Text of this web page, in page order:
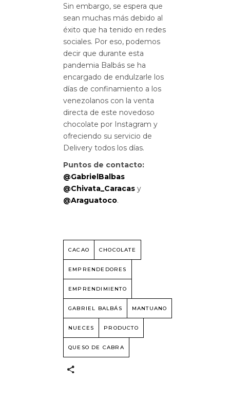
Sin embargo, se espera que
sean muchas más debido al
éxito que ha tenido en redes
sociales. Por eso, podemos
decir que durante esta
pandemia Balbás se ha
encargado de endulzarle los
días de confinamiento a los
venezolanos con la venta
directa de este novedoso
chocolate por Instagram y
ofreciendo su servicio de
Delivery todos los días.
Puntos de contacto:
@GabrielBalbas
@Chivata_Caracas y
@Araguatoco.
CACAO CHOCOLATE
EMPRENDEDORES
EMPRENDIMIENTO
GABRIEL BALBÁS MANTUANO
NUECES PRODUCTO
QUESO DE CABRA